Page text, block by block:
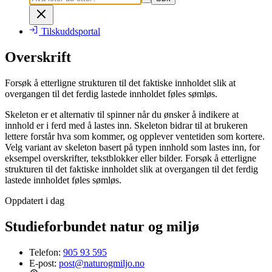
Tilskuddsportal
Overskrift
Forsøk å etterligne strukturen til det faktiske innholdet slik at
overgangen til det ferdig lastede innholdet føles sømløs.
Skeleton er et alternativ til spinner når du ønsker å indikere at
innhold er i ferd med å lastes inn. Skeleton bidrar til at brukeren
lettere forstår hva som kommer, og opplever ventetiden som kortere.
Velg variant av skeleton basert på typen innhold som lastes inn, for
eksempel overskrifter, tekstblokker eller bilder. Forsøk å etterligne
strukturen til det faktiske innholdet slik at overgangen til det ferdig
lastede innholdet føles sømløs.
Oppdatert i dag
Studieforbundet natur og miljø
Telefon: 905 93 595
E-post: post@naturogmiljo.no